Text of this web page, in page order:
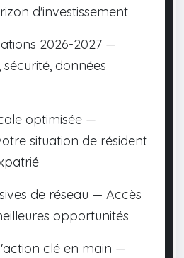
d'investissement
2026-2027 —
données
optimisée —
situation de résident
de réseau — Accès
opportunités
clé en main —